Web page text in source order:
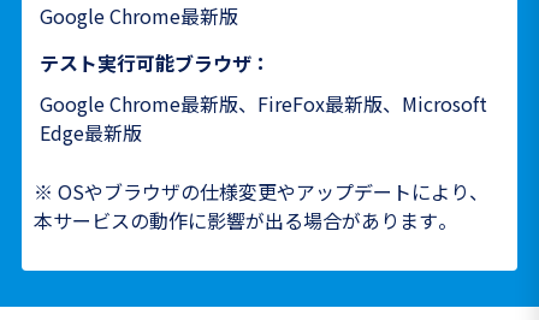
Google Chrome最新版
テスト実行可能ブラウザ：
Google Chrome最新版、FireFox最新版、Microsoft
Edge最新版
※ OSやブラウザの仕様変更やアップデートにより、
本サービスの動作に影響が出る場合があります。